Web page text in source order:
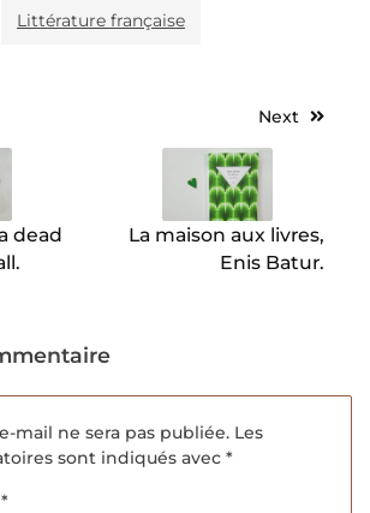
Littérature française
dead
Next
La maison aux livres,
Enis Batur.
mail ne sera pas publiée. Les
sont indiqués avec *
*